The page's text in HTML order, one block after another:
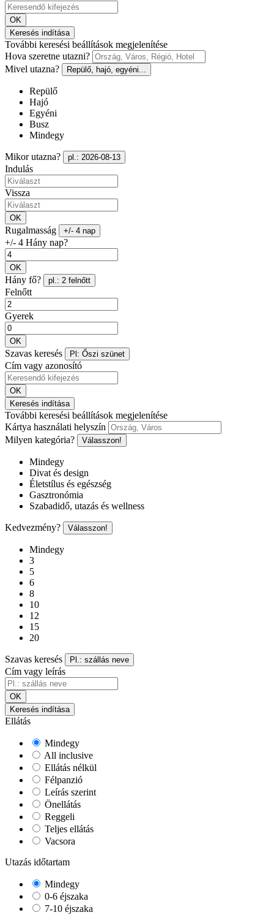
OK
Keresés indítása
További keresési beállítások megjelenítése
Hova szeretne utazni?
Mivel utazna?
Repülő, hajó, egyéni...
Repülő
Hajó
Egyéni
Busz
Mindegy
Mikor utazna? pl.: 2026-08-13
Indulás
Vissza
OK
Rugalmasság +/- 4 nap
+/- 4 Hány nap?
OK
Hány fő? pl.: 2 felnőtt
Felnőtt
Gyerek
OK
Szavas keresés Pl: Őszi szünet
Cím vagy azonosító
OK
Keresés indítása
További keresési beállítások megjelenítése
Kártya használati helyszín
Milyen kategória?
Válasszon!
Mindegy
Divat és design
Életstílus és egészség
Gasztronómia
Szabadidő, utazás és wellness
Kedvezmény? Válasszon!
Mindegy
3
5
6
8
10
12
15
20
Szavas keresés Pl.: szállás neve
Cím vagy leírás
OK
Keresés indítása
Ellátás
Mindegy
All inclusive
Ellátás nélkül
Félpanzió
Leírás szerint
Önellátás
Reggeli
Teljes ellátás
Vacsora
Utazás időtartam
Mindegy
0-6 éjszaka
7-10 éjszaka